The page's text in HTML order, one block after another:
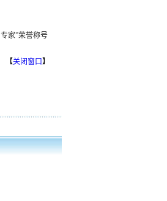
家”荣誉称号
【关闭窗口】